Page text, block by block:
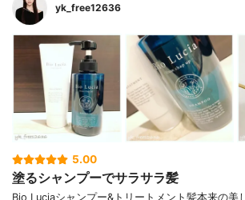
yk_free12636
5.00
塗るシャンプーでサラサラ髪
Bio Luciaシャンプー&トリートメント⁡髪本来の美